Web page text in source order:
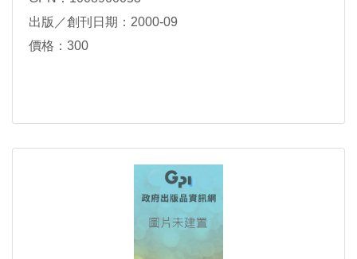
出版／創刊日期：2000-09
價格：300